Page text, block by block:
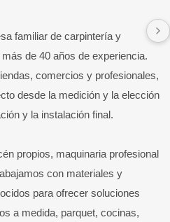
familiar de carpintería y
de 40 años de experiencia.
comercios y profesionales,
desde la medición y la elección
y la instalación final.
propios, maquinaria profesional
con materiales y
para ofrecer soluciones
a medida, parquet, cocinas,